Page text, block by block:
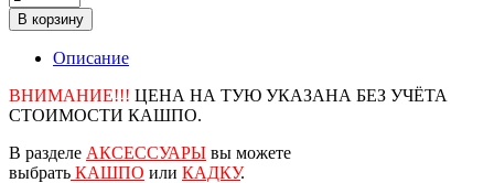
В корзину
Описание
ВНИМАНИЕ!!! ЦЕНА НА ТУЮ УКАЗАНА БЕЗ УЧЁТА
СТОИМОСТИ КАШПО.
В разделе АКСЕССУАРЫ вы можете
выбрать КАШПО или КАДКУ.